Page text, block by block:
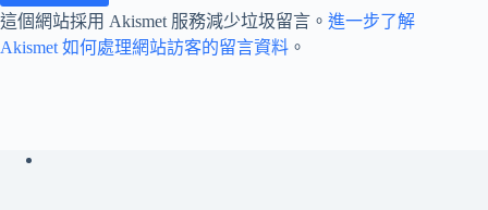
這個網站採用 Akismet 服務減少垃圾留言。 進一步了解
Akismet 如何處理網站訪客的留言資料 。